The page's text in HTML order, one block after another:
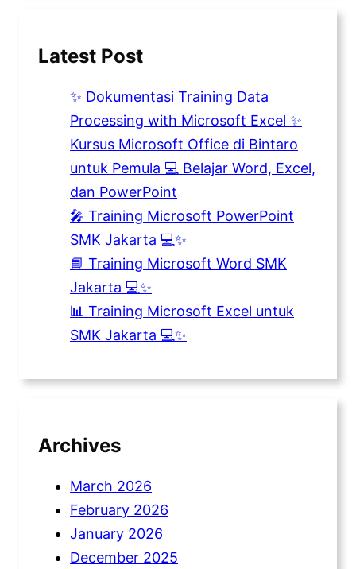
Latest Post
✨ Dokumentasi Training Data
Processing with Microsoft Excel ✨
Kursus Microsoft Office di Bintaro
untuk Pemula 💻 Belajar Word, Excel,
dan PowerPoint
🎤 Training Microsoft PowerPoint
SMK Jakarta 💻✨
📘 Training Microsoft Word SMK
Jakarta 💻✨
📊 Training Microsoft Excel untuk
SMK Jakarta 💻✨
Archives
March 2026
February 2026
January 2026
December 2025